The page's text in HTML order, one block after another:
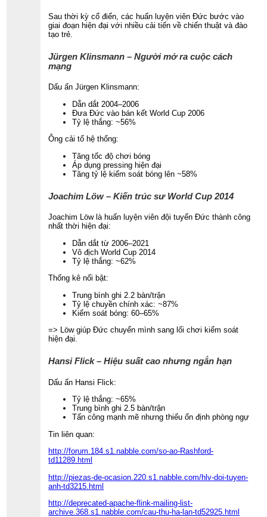
Sau thời kỳ cổ điển, các huấn luyện viên Đức bước vào
giai đoạn hiện đại với nhiều cải tiến về chiến thuật và đào
tạo trẻ.
Jürgen Klinsmann – Người mở ra cuộc cách
mạng
Dấu ấn Jürgen Klinsmann:
Dẫn dắt 2004–2006
Đưa Đức vào bán kết World Cup 2006
Tỷ lệ thắng: ~56%
Ông cải tổ hệ thống:
Tăng tốc độ chơi bóng
Áp dụng pressing hiện đại
Tăng tỷ lệ kiểm soát bóng lên ~58%
Joachim Löw – Kiến trúc sư World Cup 2014
Joachim Löw là huấn luyện viên đội tuyển Đức thành công
nhất thời hiện đại:
Dẫn dắt từ 2006–2021
Vô địch World Cup 2014
Tỷ lệ thắng: ~62%
Thống kê nổi bật:
Trung bình ghi 2.2 bàn/trận
Tỷ lệ chuyền chính xác: ~87%
Kiểm soát bóng: 60–65%
=> Löw giúp Đức chuyển mình sang lối chơi kiểm soát
hiện đại.
Hansi Flick – Hiệu suất cao nhưng ngắn hạn
Dấu ấn Hansi Flick:
Tỷ lệ thắng: ~65%
Trung bình ghi 2.5 bàn/trận
Tấn công mạnh mẽ nhưng thiếu ổn định phòng ngự
Tin liên quan:
http://forum.184.s1.nabble.com/so-ao-Rashford-
td11289.html
http://piezas-de-ocasion.220.s1.nabble.com/hlv-doi-tuyen-
anh-td3215.html
http://deprecated-apache-flink-mailing-list-
archive.368.s1.nabble.com/cau-thu-ha-lan-td52925.html